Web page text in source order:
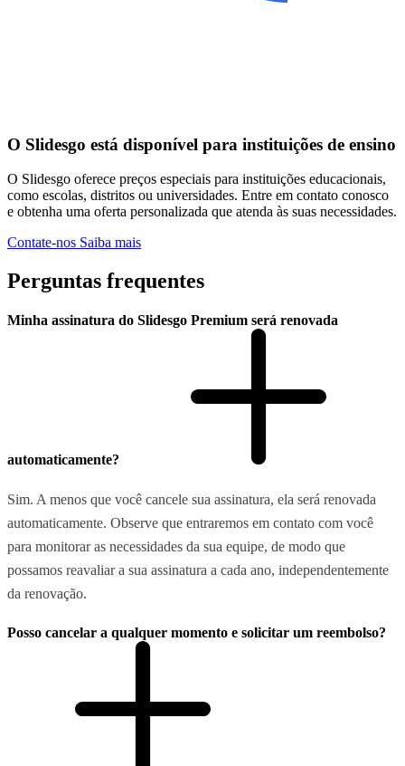
O Slidesgo está disponível para instituições de ensino
O Slidesgo oferece preços especiais para instituições educacionais,
como escolas, distritos ou universidades. Entre em contato conosco
e obtenha uma oferta personalizada que atenda às suas necessidades.
Contate-nos Saiba mais
Perguntas frequentes
Minha assinatura do Slidesgo Premium será renovada
automaticamente?
Sim. A menos que você cancele sua assinatura, ela será renovada
automaticamente. Observe que entraremos em contato com você
para monitorar as necessidades da sua equipe, de modo que
possamos reavaliar a sua assinatura a cada ano, independentemente
da renovação.
Posso cancelar a qualquer momento e solicitar um reembolso?